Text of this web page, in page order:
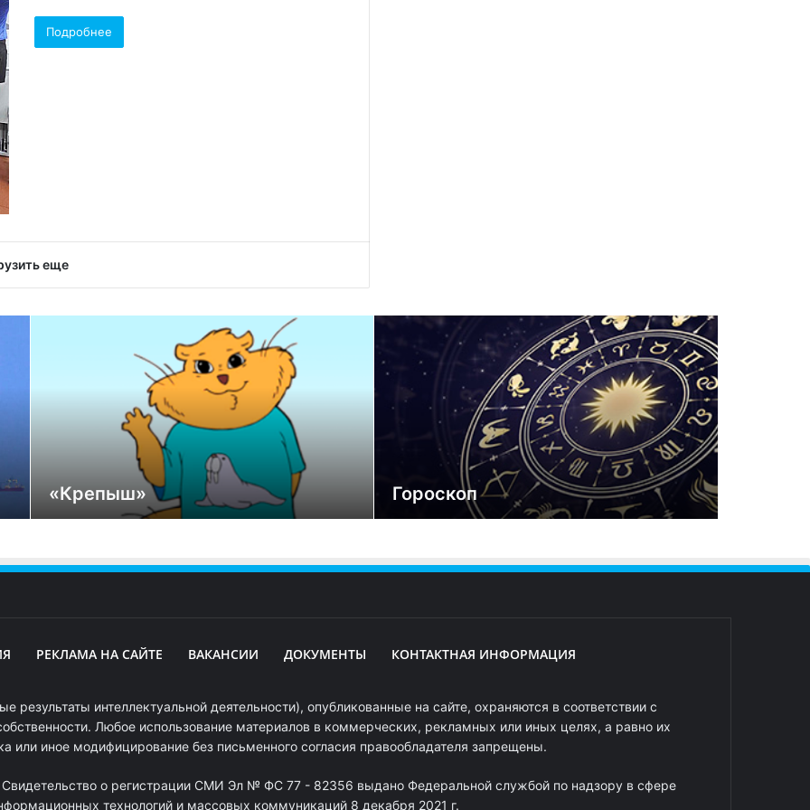
Подробнее
еще
«Крепыш» Гороскоп
РЕКЛАМА НА САЙТЕ ВАКАНСИИ ДОКУМЕНТЫ КОНТАКТНАЯ ИНФОРМАЦИЯ
результаты интеллектуальной деятельности), опубликованные на сайте, охраняются в соответствии с
Любое использование материалов в коммерческих, рекламных или иных целях, а равно их
или иное модифицирование без письменного согласия правообладателя запрещены.
Свидетельство о регистрации СМИ Эл № ФС 77 - 82356 выдано Федеральной службой по надзору в сфере
технологий и массовых коммуникаций 8 декабря 2021 г.